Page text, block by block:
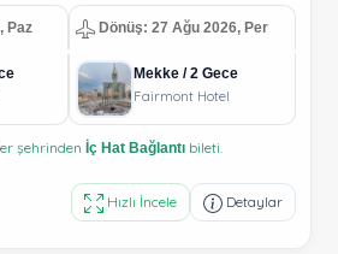
Paz Dönüş: 27 Ağu 2026, Per
Mekke / 2 Gece
Fairmont Hotel
şehrinden İç Hat Bağlantıbileti.
Hızlı İncele Detaylar